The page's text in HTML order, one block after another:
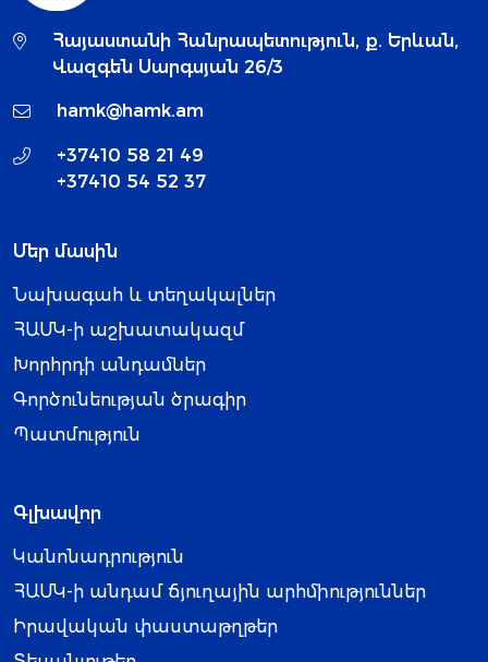
Հայաստանի Հանրապետություն, ք. Երևան,
Վազգեն Սարգսյան 26/3
hamk@hamk.am
+37410 58 21 49
+37410 54 52 37
Մեր մասին
Նախագահ և տեղակալներ
ՀԱՄԿ-ի աշխատակազմ
Խորհրդի անդամներ
Գործունեության ծրագիր
Պատմություն
Գլխավոր
Կանոնադրություն
ՀԱՄԿ-ի անդամ ճյուղային արհմիություններ
Իրավական փաստաթղթեր